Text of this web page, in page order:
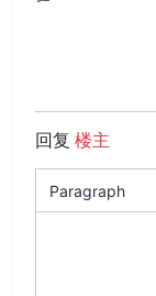
回复 楼主
Paragraph